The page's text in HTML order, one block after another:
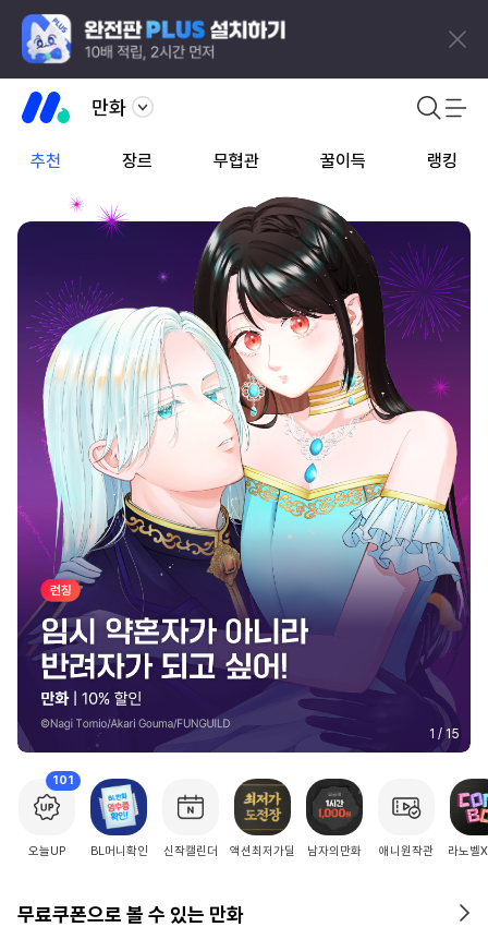
만화
추천 장르 무협관 꿀이득 랭킹
2 / 15
101
오늘UP BL머니확인 신작캘린더 액션최저가딜 남자의만화 애니원작관 라노벨
무료쿠폰으로 볼 수 있는 만화